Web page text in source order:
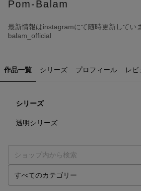
Pom-Balam
最新情報はinstagramにて随時更新してい
balam_official
作品一覧 シリーズ プロフィール レビ
シリーズ
透明シリーズ